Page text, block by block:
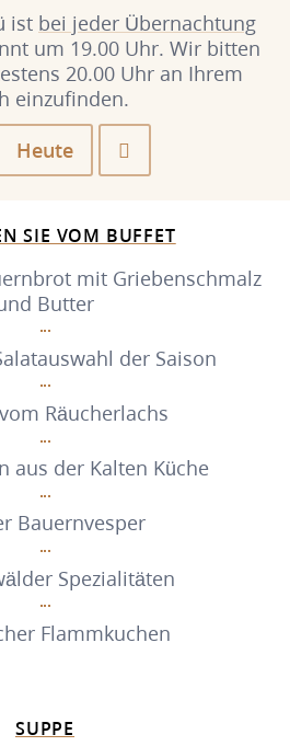
ist bei jeder Übernachtung
um 19.00 Uhr. Wir bitten
20.00 Uhr an Ihrem
einzufinden.
Heute
SIE VOM BUFFET
mit Griebenschmalz
Butter
der Saison
Räucherlachs
aus der Kalten Küche
Bauernvesper
Spezialitäten
Flammkuchen
SUPPE